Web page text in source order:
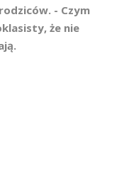
- Czym
że nie